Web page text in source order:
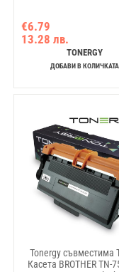
€6.79
13.28 лв.
TONERGY
ДОБАВИ В КОЛИЧКАТА
Tonergy съвместима
Касета BROTHER TN-